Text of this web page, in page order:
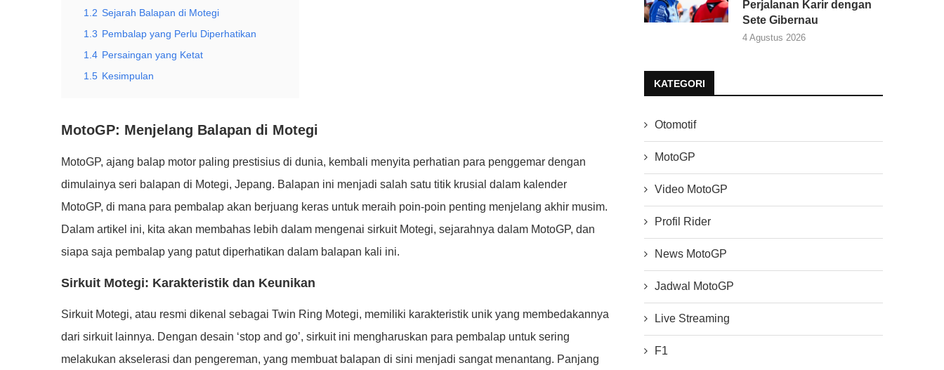
1.2 Sejarah Balapan di Motegi
1.3 Pembalap yang Perlu Diperhatikan
1.4 Persaingan yang Ketat
1.5 Kesimpulan
MotoGP: Menjelang Balapan di Motegi
MotoGP, ajang balap motor paling prestisius di dunia, kembali menyita perhatian para penggemar dengan
dimulainya seri balapan di Motegi, Jepang. Balapan ini menjadi salah satu titik krusial dalam kalender
MotoGP, di mana para pembalap akan berjuang keras untuk meraih poin-poin penting menjelang akhir musim.
Dalam artikel ini, kita akan membahas lebih dalam mengenai sirkuit Motegi, sejarahnya dalam MotoGP, dan
siapa saja pembalap yang patut diperhatikan dalam balapan kali ini.
Sirkuit Motegi: Karakteristik dan Keunikan
Sirkuit Motegi, atau resmi dikenal sebagai Twin Ring Motegi, memiliki karakteristik unik yang membedakannya
dari sirkuit lainnya. Dengan desain ‘stop and go’, sirkuit ini mengharuskan para pembalap untuk sering
melakukan akselerasi dan pengereman, yang membuat balapan di sini menjadi sangat menantang. Panjang
Perjalanan Karir dengan
Sete Gibernau
4 Agustus 2026
KATEGORI
Otomotif
MotoGP
Video MotoGP
Profil Rider
News MotoGP
Jadwal MotoGP
Live Streaming
F1